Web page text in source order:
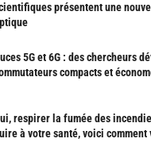
présentent une
5G et 6G : des chercheurs
compacts et
respirer la fumée des
à votre santé, voici comment